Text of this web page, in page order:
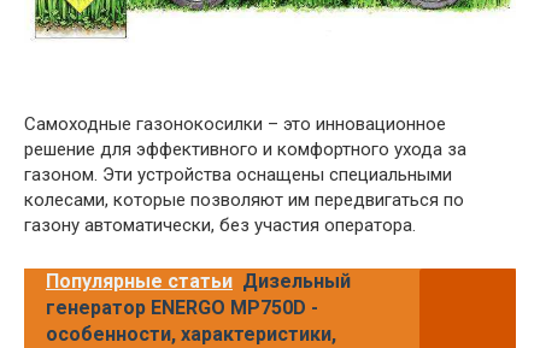
Самоходные газонокосилки – это инновационное
решение для эффективного и комфортного ухода за
газоном. Эти устройства оснащены специальными
колесами, которые позволяют им передвигаться по
газону автоматически, без участия оператора.
Популярные статьи Дизельный
генератор ENERGO MP750D -
особенности, характеристики,